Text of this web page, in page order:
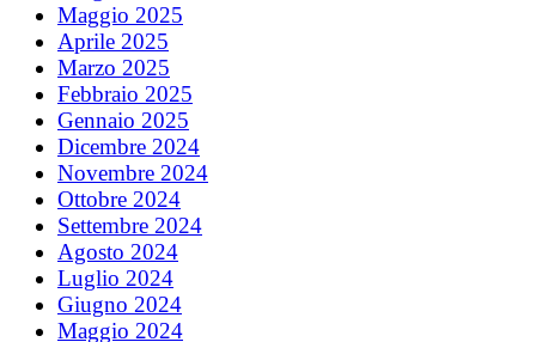
Maggio 2025
Aprile 2025
Marzo 2025
Febbraio 2025
Gennaio 2025
Dicembre 2024
Novembre 2024
Ottobre 2024
Settembre 2024
Agosto 2024
Luglio 2024
Giugno 2024
Maggio 2024